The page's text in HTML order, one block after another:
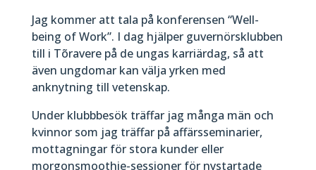
Jag kommer att tala på konferensen “Well-
being of Work”. I dag hjälper guvernörsklubben
till i Tõravere på de ungas karriärdag, så att
även ungdomar kan välja yrken med
anknytning till vetenskap.
Under klubbbesök träffar jag många män och
kvinnor som jag träffar på affärsseminarier,
mottagningar för stora kunder eller
morgonsmoothie-sessioner för nystartade